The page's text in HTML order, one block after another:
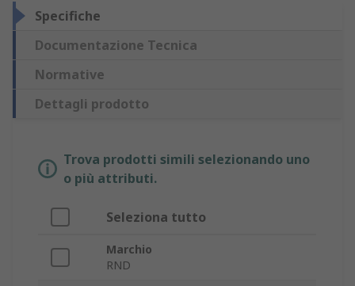
Specifiche
Documentazione Tecnica
Normative
Dettagli prodotto
Trova prodotti simili selezionando uno
o più attributi.
Seleziona tutto
Marchio
RND